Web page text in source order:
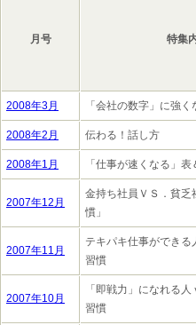
月号 特集
2008年3月 「会社の数字」に強く
2008年2月 伝わる！話し方
2008年1月 「仕事が速くなる」
2007年12月
金持ち社員ＶＳ．貧乏
慣」
2007年11月
テキパキ仕事ができ
習慣
2007年10月
「即戦力」になれる
習慣